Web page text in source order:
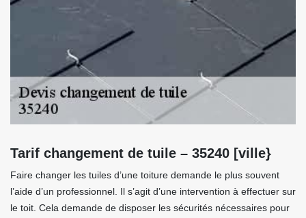
Tarif changement de tuile – 35240 [ville}
Faire changer les tuiles d’une toiture demande le plus souvent
l’aide d’un professionnel. Il s’agit d’une intervention à effectuer sur
le toit. Cela demande de disposer les sécurités nécessaires pour